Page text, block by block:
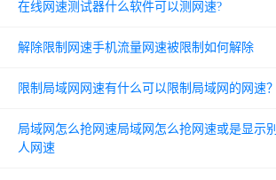
在线网速测试器什么软件可以测网速?
解除限制网速手机流量网速被限制如何解除
限制局域网网速有什么可以限制局域网的网速？
局域网怎么抢网速局域网怎么抢网速或是显示别
人网速